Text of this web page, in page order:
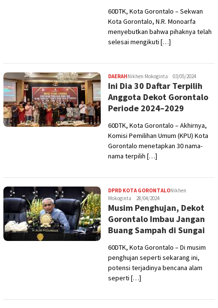
60DTK, Kota Gorontalo – Sekwan
Kota Gorontalo, N.R. Monoarfa
menyebutkan bahwa pihaknya telah
selesai mengikuti […]
DAERAHNikhen Mokoginta 03/05/2024
Ini Dia 30 Daftar Terpilih
Anggota Dekot Gorontalo
Periode 2024–2029
60DTK, Kota Gorontalo – Akhirnya,
Komisi Pemilihan Umum (KPU) Kota
Gorontalo menetapkan 30 nama-
nama terpilih […]
DPRD KOTA GORONTALONikhen
Mokoginta
28/04/2024
Musim Penghujan, Dekot
Gorontalo Imbau Jangan
Buang Sampah di Sungai
60DTK, Kota Gorontalo – Di musim
penghujan seperti sekarang ini,
potensi terjadinya bencana alam
seperti […]